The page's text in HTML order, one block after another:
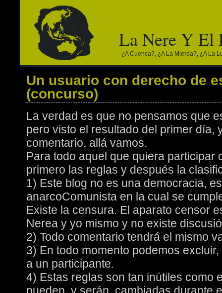
La Nere Y
¿a Cuenca?, ¿a La Mierda?, ¿a La
Un usuario con derecho de
(concurso)
La verdad es que no pensamos que
pero visto el resultado del primer día,
comentario, allá vamos.
Para todo aquel que quiera participar
primero las reglas y después la
1) Este blog no es una democracia,
anarcoComunista en la cual se
Existe la censura. El aparato censor
Nerea y yo mismo y no existe
2) Todo comentario tendrá el mismo
3) En todo momento podemos
a un participante.
4) Estas reglas son tan inútiles como